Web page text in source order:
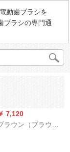
動歯ブラシを
ブラシの専門通
7,120
ラウン（ブラウ